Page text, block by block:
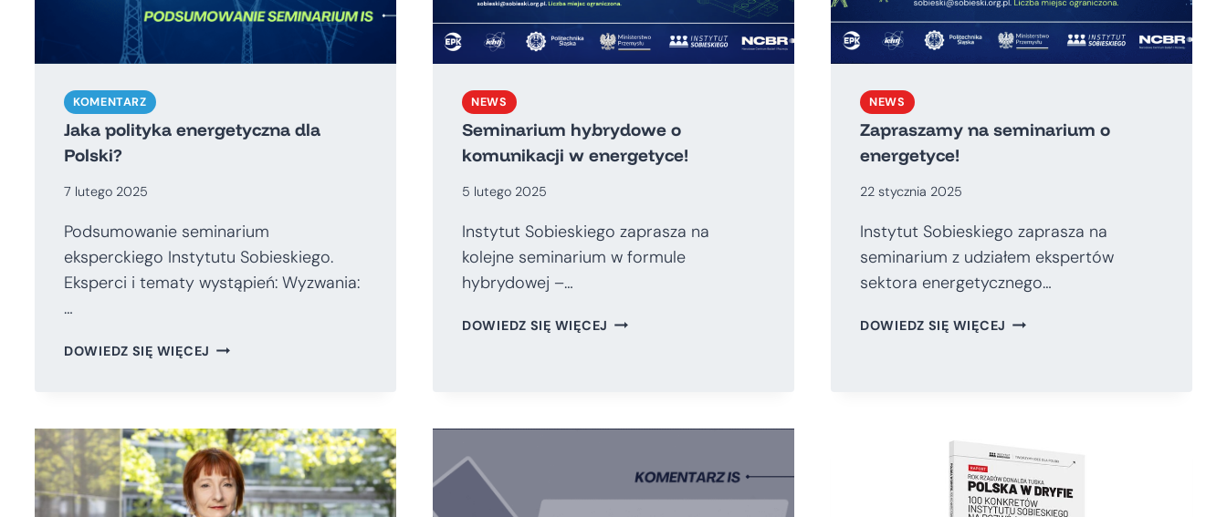
KOMENTARZ
Jaka polityka energetyczna dla
Polski?
7 lutego 2025
Podsumowanie seminarium
eksperckiego Instytutu Sobieskiego.
Eksperci i tematy wystąpień: Wyzwania:
…
DOWIEDZ SIĘ WIĘCEJ JAKA
POLSKI?
NEWS
Seminarium hybrydowe o
komunikacji w energetyce!
5 lutego 2025
Instytut Sobieskiego zaprasza na
kolejne seminarium w formule
hybrydowej –…
DOWIEDZ SIĘ WIĘCEJ SEMINARIUM
ENERGETYCE!
NEWS
Zapraszamy na seminarium o
energetyce!
22 stycznia 2025
Instytut Sobieskiego zaprasza na
seminarium z udziałem ekspertów
sektora energetycznego…
DOWIEDZ SIĘ WIĘCEJ ZAPRASZAMY